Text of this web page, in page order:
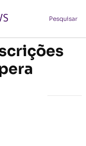
Pesquisar